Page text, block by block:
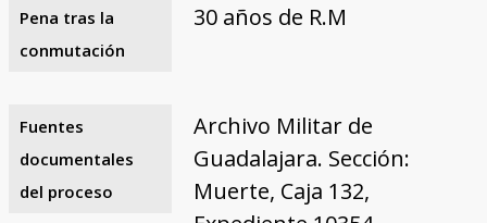
Pena tras la
conmutación
30 años de R.M
Fuentes
documentales
del proceso
Archivo Militar de
Guadalajara. Sección:
Muerte, Caja 132,